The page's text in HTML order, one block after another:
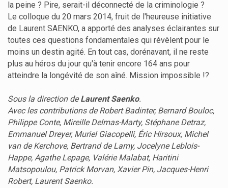
la peine ? Pire, serait-il déconnecté de la criminologie ?
Le colloque du 20 mars 2014, fruit de l'heureuse initiative
de Laurent SAENKO, a apporté des analyses éclairantes sur
toutes ces questions fondamentales qui révèlent pour le
moins un destin agité. En tout cas, dorénavant, il ne reste
plus au héros du jour qu'à tenir encore 164 ans pour
atteindre la longévité de son aîné. Mission impossible !?
Sous la direction deLaurent Saenko.
Avec les contributions de Robert Badinter, Bernard Bouloc,
Philippe Conte, Mireille Delmas-Marty, Stéphane Detraz,
Emmanuel Dreyer, Muriel Giacopelli, Éric Hirsoux, Michel
van de Kerchove, Bertrand de Lamy, Jocelyne Leblois-
Happe, Agathe Lepage, Valérie Malabat, Haritini
Matsopoulou, Patrick Morvan, Xavier Pin, Jacques-Henri
Robert, Laurent Saenko.